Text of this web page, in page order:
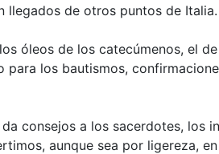
llegados de otros puntos de Italia.
óleos de los catecúmenos, el
para los bautismos,
consejos a los sacerdotes, los
aunque sea por ligereza, en